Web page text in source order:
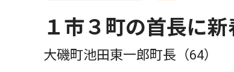
１市３町の首長に
大磯町池田東一郎町長（64）